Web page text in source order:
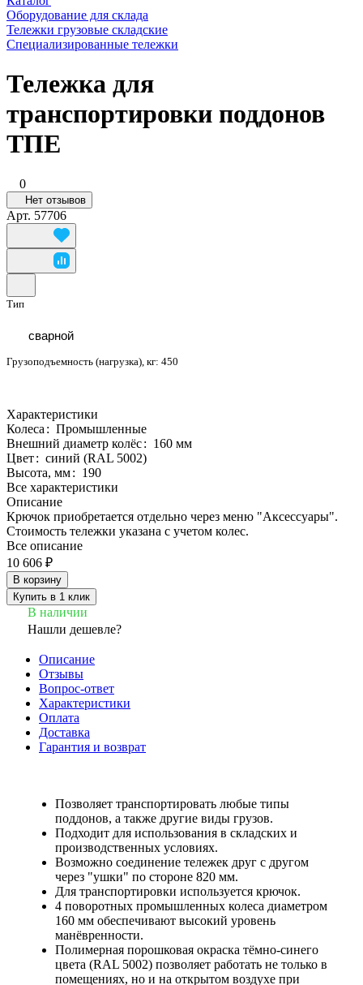
Оборудование для склада
Тележки грузовые складские
Специализированные тележки
Тележка для
транспортировки поддонов
ТПЕ
0
Нет отзывов
Арт. 57706
Тип
сварной
Грузоподъемность (нагрузка), кг: 450
Характеристики
Колеса : Промышленные
Внешний диаметр колёс: 160 мм
Цвет: синий (RAL 5002)
Высота, мм: 190
Все характеристики
Описание
Крючок приобретается отдельно через меню "Аксессуары".
Стоимость тележки указана с учетом колес.
Все описание
10 606 ₽
В корзину
Купить в 1 клик
В наличии
Нашли дешевле?
Описание
Отзывы
Вопрос-ответ
Характеристики
Оплата
Доставка
Гарантия и возврат
Позволяет транспортировать любые типы
поддонов, а также другие виды грузов.
Подходит для использования в складских и
производственных условиях.
Возможно соединение тележек друг с другом
через "ушки" по стороне 820 мм.
Для транспортировки используется крючок.
4 поворотных промышленных колеса диаметром
160 мм обеспечивают высокий уровень
манёвренности.
Полимерная порошковая окраска тёмно-синего
цвета (RAL 5002) позволяет работать не только в
помещениях, но и на открытом воздухе при